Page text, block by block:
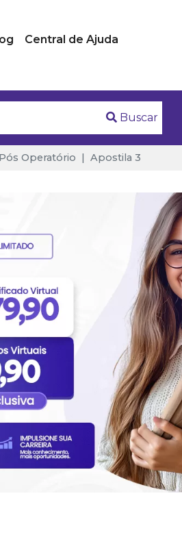
Central de Ajuda
Buscar
Operatório Apostila 3